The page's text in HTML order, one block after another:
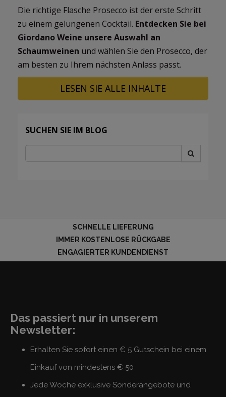
Die richtige Flasche Prosecco ist der erste Schritt
zu einem gelungenen Cocktail. Entdecken Sie bei
Giordano Weine unsere Auswahl an
Schaumweinen und wählen Sie den Prosecco, der
am besten zu Ihrem nächsten Anlass passt.
LESEN SIE ALLE INHALTE
SUCHEN SIE IM BLOG
SCHNELLE LIEFERUNG
IMMER KOSTENLOSE RÜCKGABE
ENGAGIERTER KUNDENDIENST
Das passiert nur in unserem
Newsletter:
Erhalten Sie sofort einen € 5 Gutschein bei einem
Einkauf von mindestens € 50
Jede Woche exklusive Sonderangebote und